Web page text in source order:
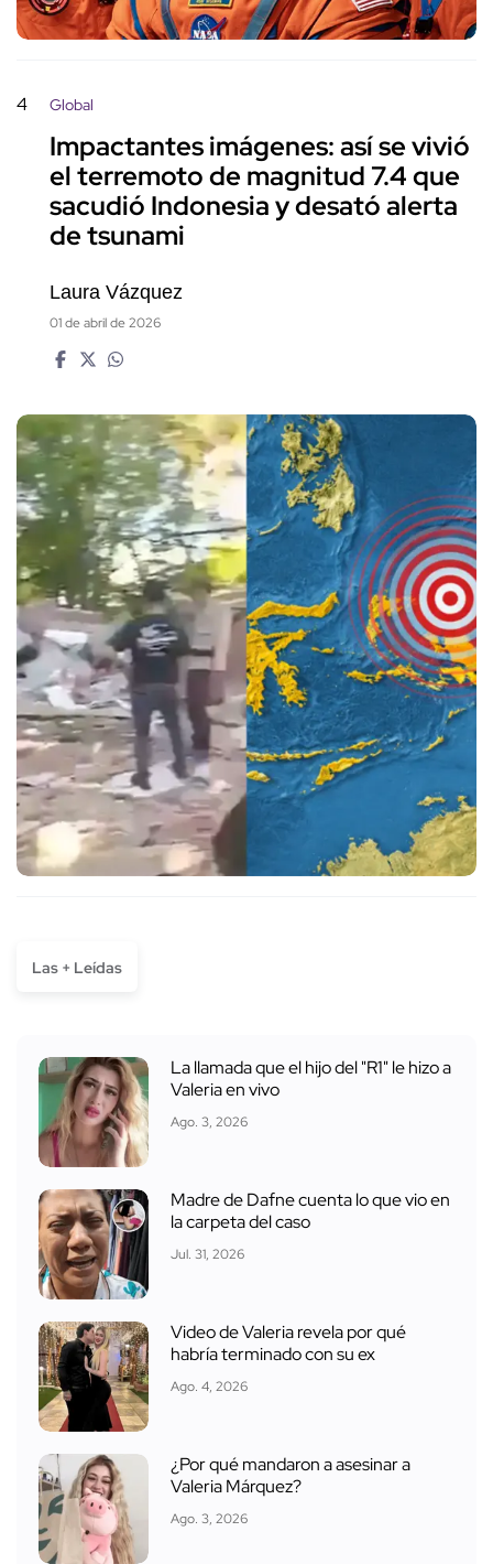
4 Global
Impactantes imágenes: así se vivió
el terremoto de magnitud 7.4 que
sacudió Indonesia y desató alerta
de tsunami
Laura Vázquez
01 de abril de 2026
Las + Leídas
La llamada que el hijo del "R1" le hizo a
Valeria en vivo
Ago. 3, 2026
Madre de Dafne cuenta lo que vio en
la carpeta del caso
Jul. 31, 2026
Video de Valeria revela por qué
habría terminado con su ex
Ago. 4, 2026
¿Por qué mandaron a asesinar a
Valeria Márquez?
Ago. 3, 2026